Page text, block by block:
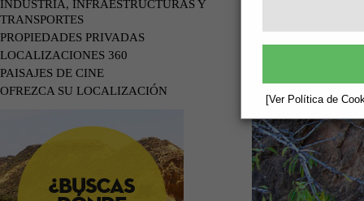
[Ver Política de
INDUSTRIA, INFRAESTRUCTURAS Y
TRANSPORTES
PROPIEDADES PRIVADAS
LOCALIZACIONES 360
PAISAJES DE CINE
OFREZCA SU LOCALIZACIÓN